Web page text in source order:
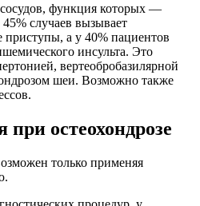
функция которых —
случаев вызывает
а у 40% пациентов
инсульта. Это
вертеобробазилярной
шеи. Возможно также
остеохондрозе
только применяя